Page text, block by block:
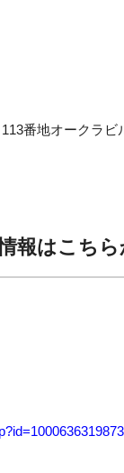
番地オークラビ
報はこちら